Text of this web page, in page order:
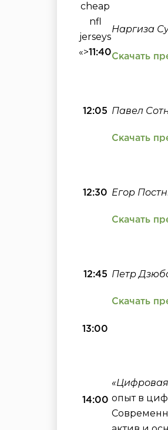
cheap
nfl
jerseys
«>11:40
Наргиза
Скачать
12:05 Павел
Скачать
12:30 Егор
Скачать
12:45 Петр
Скачать
13:00
14:00 опыт в